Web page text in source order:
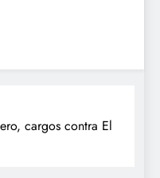
cargos contra El